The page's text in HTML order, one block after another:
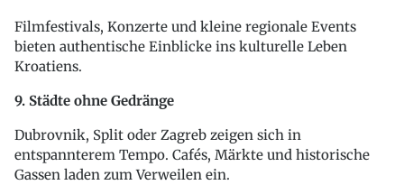
Filmfestivals, Konzerte und kleine regionale Events
bieten authentische Einblicke ins kulturelle Leben
Kroatiens.
9. Städte ohne Gedränge
Dubrovnik, Split oder Zagreb zeigen sich in
entspannterem Tempo. Cafés, Märkte und historische
Gassen laden zum Verweilen ein.